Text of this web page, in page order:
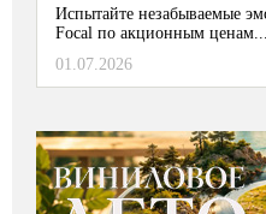
Испытайте незабываемые
Focal по акционным
01.07.2026